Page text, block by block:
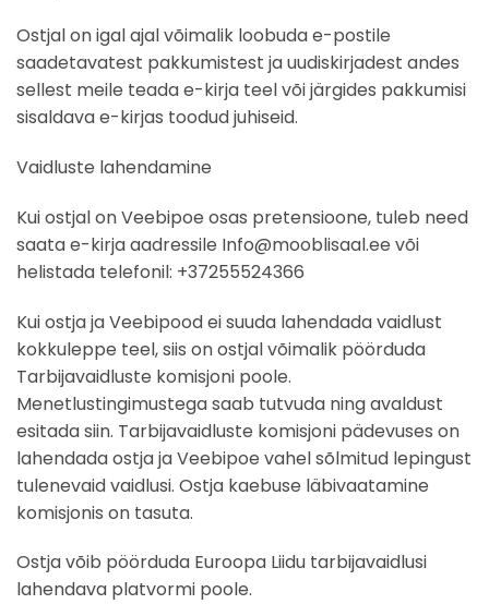
Ostjal on igal ajal võimalik loobuda e-postile
saadetavatest pakkumistest ja uudiskirjadest andes
sellest meile teada e-kirja teel või järgides pakkumisi
sisaldava e-kirjas toodud juhiseid.
Vaidluste lahendamine
Kui ostjal on Veebipoe osas pretensioone, tuleb need
saata e-kirja aadressile Info@mooblisaal.ee või
helistada telefonil: +37255524366
Kui ostja ja Veebipood ei suuda lahendada vaidlust
kokkuleppe teel, siis on ostjal võimalik pöörduda
Tarbijavaidluste komisjoni poole.
Menetlustingimustega saab tutvuda ning avaldust
esitada siin. Tarbijavaidluste komisjoni pädevuses on
lahendada ostja ja Veebipoe vahel sõlmitud lepingust
tulenevaid vaidlusi. Ostja kaebuse läbivaatamine
komisjonis on tasuta.
Ostja võib pöörduda Euroopa Liidu tarbijavaidlusi
lahendava platvormi poole.